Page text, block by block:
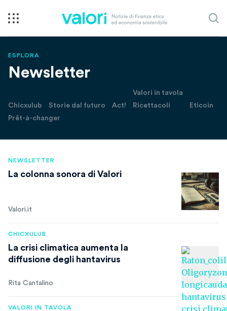
ESPLORA
Newsletter
Chicxulub Storie dal futuro Act!
Valori in tavola
Ricettacoli
Eticoin
Prêt-à-changer
NEWSLETTER
La colonna sonora di Valori
Valori.it
CHICXULUB
La crisi climatica aumenta la
diffusione degli hantavirus
Rita Cantalino
VALORI IN TAVOLA